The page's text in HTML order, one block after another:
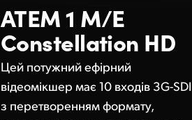
ATEM 1 M/E
Constellation HD
Цей потужний ефірний
відеомікшер має 10 входів 3G-SDI
з перетворенням формату,